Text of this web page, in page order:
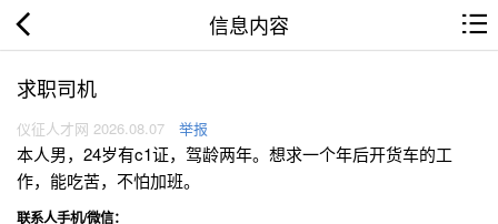
信息内容
求职司机
仪征人才网 2026.08.07 举报
本人男，24岁有c1证，驾龄两年。想求一个年后开货车的工
作，能吃苦，不怕加班。
联系人手机/微信：